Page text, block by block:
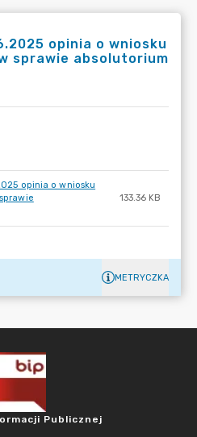
opinia o wniosku
sprawie absolutorium
opinia o wniosku
133.36 KB
METRYCZKA
Publicznej